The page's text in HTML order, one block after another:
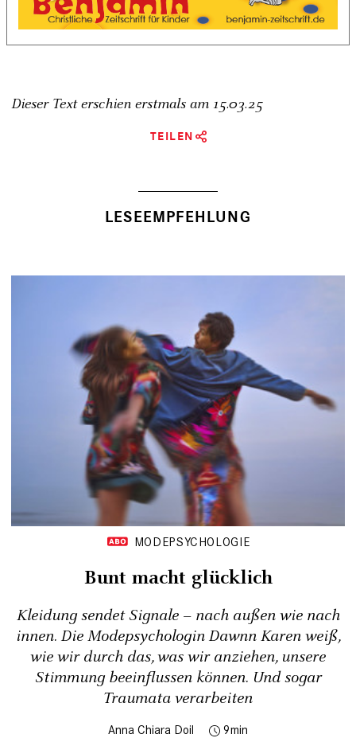
Dieser Text erschien erstmals am 15.03.25
TEILEN
LESEEMPFEHLUNG
MODEPSYCHOLOGIE
Bunt macht glücklich
Kleidung sendet Signale – nach außen wie nach
innen. Die Modepsychologin Dawnn Karen weiß,
wie wir durch das, was wir anziehen, unsere
Stimmung beeinflussen können. Und sogar
Traumata verarbeiten
Anna Chiara Doil 9